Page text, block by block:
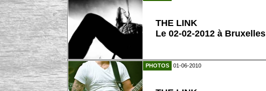
THE LINK
Le 02-02-2012 à Bruxelles
PHOTOS 01-06-2010